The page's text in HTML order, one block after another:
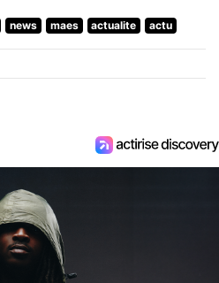
news maes actualite actu